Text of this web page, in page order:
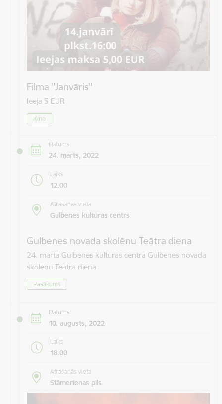
Filma "Janvāris"
Ieeja 5 EUR
Kino
Datums
24. marts, 2022
Laiks
12.00
Atrašanās vieta
Gulbenes kultūras centrs
Gulbenes novada skolēnu Teātra diena
24. martā Gulbenes kultūras centrā Gulbenes novada
skolēnu Teātra diena
Pasākums
Datums
10. augusts, 2022
Laiks
18.00
Atrašanās vieta
Stāmerienas pils